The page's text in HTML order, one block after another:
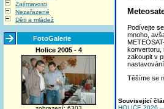
Zajímavosti
Nezařazené
Děti a mládež
FotoGalerie
Holice 2005 - 4
Podívejte
mnoho,
konvertoru,
zakoupit v
Těšíme se
Související
HOLICE 2026